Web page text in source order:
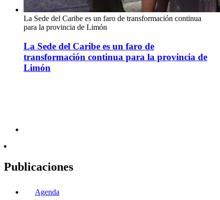
La Sede del Caribe es un faro de transformación continua
para la provincia de Limón
La Sede del Caribe es un faro de
transformación continua para la provincia de
Limón
Publicaciones
Agenda